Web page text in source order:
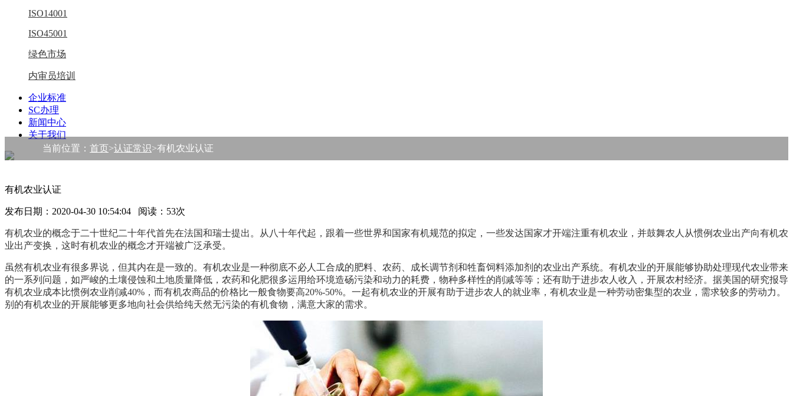
ISO14001
ISO45001
绿色市场
内审员培训
企业标准
SC办理
新闻中心
关于我们
当前位置： 首页>认证常识>有机农业认证
有机农业认证
发布日期：2020-04-30 10:54:04 阅读： 53次
有机农业的概念于二十世纪二十年代首先在法国和瑞士提出。从八十年代起，跟着一些世界和国家有机规范的拟定，一些发达国家才开端注重有机农业，并鼓舞农人从惯例农业出产向有机农
业出产变换，这时有机农业的概念才开端被广泛承受。
虽然有机农业有很多界说，但其内在是一致的。有机农业是一种彻底不必人工合成的肥料、农药、成长调节剂和牲畜饲料添加剂的农业出产系统。有机农业的开展能够协助处理现代农业带来
的一系列问题，如严峻的土壤侵蚀和土地质量降低，农药和化肥很多运用给环境造砀污染和动力的耗费，物种多样性的削减等等；还有助于进步农人收入，开展农村经济。据美国的研究报导
有机农业成本比惯例农业削减40%，而有机农商品的价格比一般食物要高20%-50%。一起有机农业的开展有助于进步农人的就业率，有机农业是一种劳动密集型的农业，需求较多的劳动力。
别的有机农业的开展能够更多地向社会供给纯天然无污染的有机食物，满意大家的需求。